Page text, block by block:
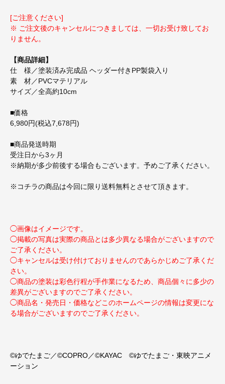
[ご注意ください]
※ ご注文後のキャンセルにつきましては、一切お受け致してお
りません。
【商品詳細】
仕 様／塗装済み完成品 ヘッダー付きPP製袋入り
素 材／PVCマテリアル
サイズ／全高約10cm
■価格
6,980円(税込7,678円)
■商品発送時期
受注日から3ヶ月
※納期が多少前後する場合もございます。予めご了承ください。
※コチラの商品は今回に限り送料無料とさせて頂きます。
◯画像はイメージです。
◯掲載の写真は実際の商品とは多少異なる場合がございますので
ご了承ください。
◯キャンセルは受け付けておりませんのであらかじめご了承くだ
さい。
◯商品の塗装は彩色行程が手作業になるため、商品個々に多少の
差異がございますのでご了承ください。
◯商品名・発売日・価格などこのホームページの情報は変更にな
る場合がございますのでご了承ください。
©ゆでたまご／©COPRO／©KAYAC ©ゆでたまご・東映アニメ
ーション